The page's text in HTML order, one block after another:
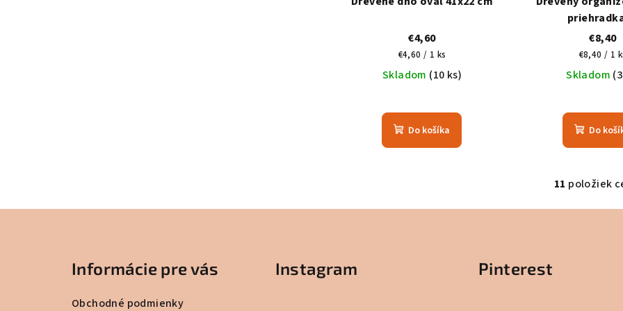
€4,60
Jednotková
cena:
€4,60 / 1 ks
Skladom (10 ks)
Do košíka
€8,40
cena:
€8,40 / 1
Skladom
Do
O
v
11 položiek
Informácie pre vás
Obchodné podmienky
Instagram Pinterest